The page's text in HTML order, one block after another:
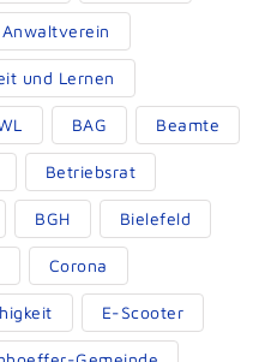
Anwaltverein
und Lernen
BAG Beamte
Betriebsrat
BGH Bielefeld
Corona
E-Scooter